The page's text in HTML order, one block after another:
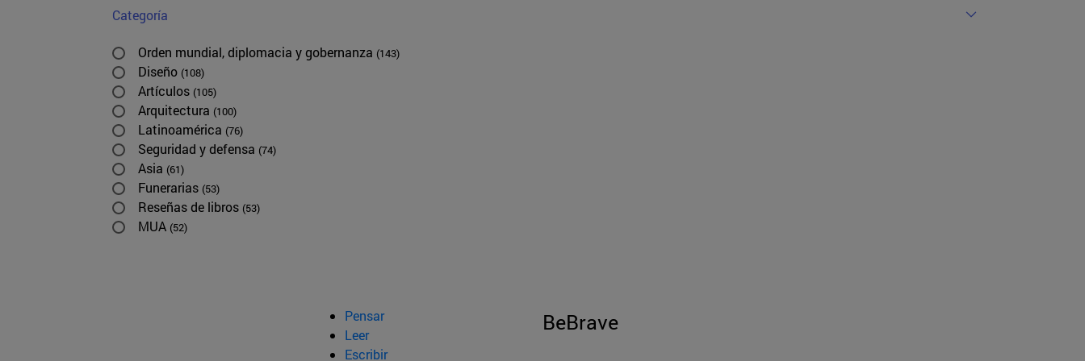
Categoría
Orden mundial, diplomacia y gobernanza (143)
Diseño (108)
Artículos (105)
Arquitectura (100)
Latinoamérica (76)
Seguridad y defensa (74)
Asia (61)
Funerarias (53)
Reseñas de libros (53)
MUA (52)
Pensar
Leer
Escribir
BeBrave